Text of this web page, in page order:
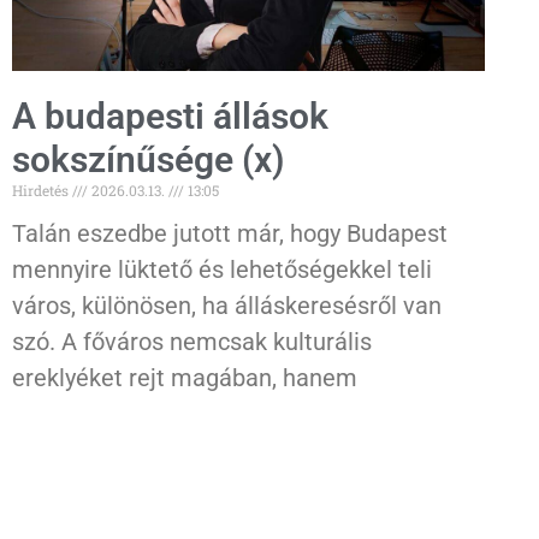
A budapesti állások
sokszínűsége (x)
Hirdetés 2026.03.13. 13:05
Talán eszedbe jutott már, hogy Budapest
mennyire lüktető és lehetőségekkel teli
város, különösen, ha álláskeresésről van
szó. A főváros nemcsak kulturális
ereklyéket rejt magában, hanem